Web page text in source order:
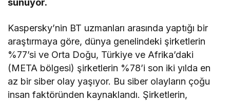
sunuyor.
Kaspersky’nin BT uzmanları arasında yaptığı bir
araştırmaya göre, dünya genelindeki şirketlerin
%77’si ve Orta Doğu, Türkiye ve Afrika’daki
(META bölgesi) şirketlerin %78’i son iki yılda en
az bir siber olay yaşıyor. Bu siber olayların çoğu
insan faktöründen kaynaklandı. Şirketlerin,